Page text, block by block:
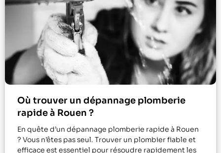
Où trouver un dépannage plomberie
rapide à Rouen ?
En quête d’un dépannage plomberie rapide à Rouen
? Vous n’êtes pas seul. Trouver un plombier fiable et
efficace est essentiel pour résoudre rapidement les